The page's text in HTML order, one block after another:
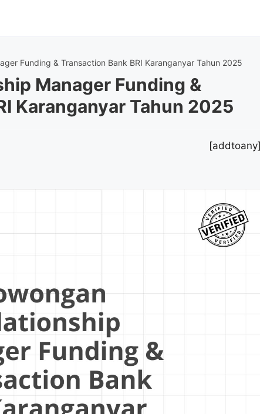
Funding & Transaction Bank BRI Karanganyar Tahun 2025
Manager Funding &
Karanganyar Tahun 2025
[addtoany]